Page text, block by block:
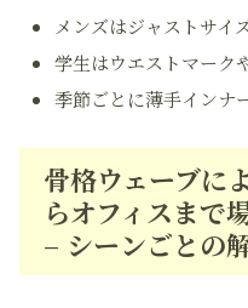
メンズはジャストサイ
学生はウエストマーク
季節ごとに薄手インナ
骨格ウェーブに
らオフィスまで
– シーンごとの